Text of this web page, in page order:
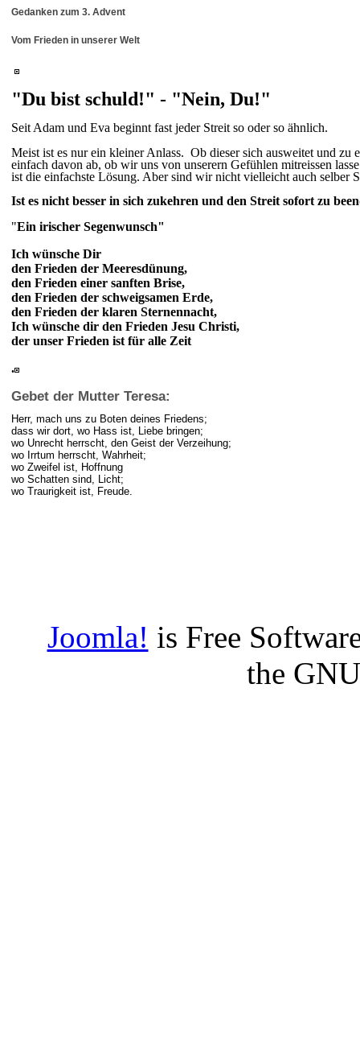
Gedanken zum 3. Advent
Vom Frieden in unserer Welt
"Du bist schuld!" - "Nein, Du!"
Seit Adam und Eva beginnt fast jeder Streit so oder so ähnlich.
Meist ist es nur ein kleiner Anlass. Ob dieser sich ausweitet und
einfach davon ab, ob wir uns von unserern Gefühlen mitreissen
ist die einfachste Lösung. Aber sind wir nicht vielleicht auch selber
Ist es nicht besser in sich zukehren und den Streit sofort zu
"Ein irischer Segenwunsch"
Ich wünsche Dir
den Frieden der Meeresdünung,
den Frieden einer sanften Brise,
den Frieden der schweigsamen Erde,
den Frieden der klaren Sternennacht,
Ich wünsche dir den Frieden Jesu Christi,
der unser Frieden ist für alle Zeit
.
Gebet der Mutter Teresa:
Herr, mach uns zu Boten deines Friedens;
dass wir dort, wo Hass ist, Liebe bringen;
wo Unrecht herrscht, den Geist der Verzeihung;
wo Irrtum herrscht, Wahrheit;
wo Zweifel ist, Hoffnung
wo Schatten sind, Licht;
wo Traurigkeit ist, Freude.
Joomla! is Free
the